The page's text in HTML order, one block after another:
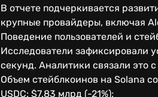
В отчете подчеркивается
крупные провайдеры, включая
Поведение пользователей и
Исследователи зафиксировали
секунд. Аналитики связали это
Объем стейблкоинов на Solana
USDC: $7,83 млрд (-21%);